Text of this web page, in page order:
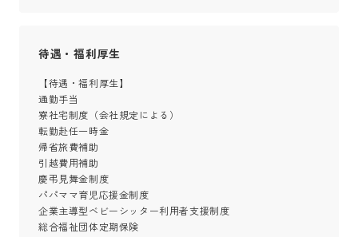
待遇・福利厚生
【待遇・福利厚生】
通勤手当
寮社宅制度（会社規定による）
転勤赴任一時金
帰省旅費補助
引越費用補助
慶弔見舞金制度
パパママ育児応援金制度
企業主導型ベビーシッター利用者支援制度
総合福祉団体定期保険